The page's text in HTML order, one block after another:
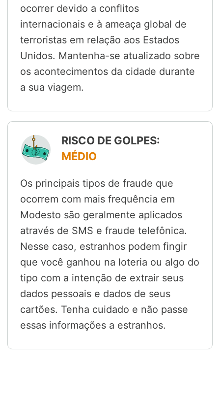
ocorrer devido a conflitos
internacionais e à ameaça global de
terroristas em relação aos Estados
Unidos. Mantenha-se atualizado sobre
os acontecimentos da cidade durante
a sua viagem.
RISCO DE GOLPES:
MÉDIO
Os principais tipos de fraude que
ocorrem com mais frequência em
Modesto são geralmente aplicados
através de SMS e fraude telefônica.
Nesse caso, estranhos podem fingir
que você ganhou na loteria ou algo do
tipo com a intenção de extrair seus
dados pessoais e dados de seus
cartões. Tenha cuidado e não passe
essas informações a estranhos.